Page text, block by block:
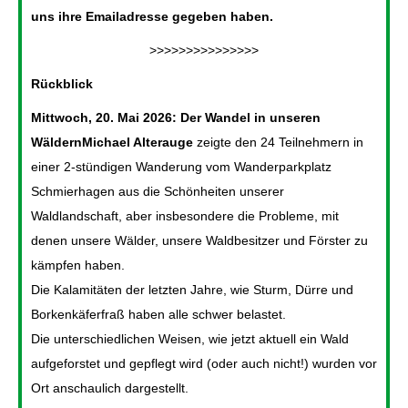
uns ihre Emailadresse gegeben haben.
>>>>>>>>>>>>>>>
Rückblick
Mittwoch, 20. Mai 2026: Der Wandel in unseren
WäldernMichael Alterauge zeigte den 24 Teilnehmern in
einer 2-stündigen Wanderung vom Wanderparkplatz
Schmierhagen aus die Schönheiten unserer
Waldlandschaft, aber insbesondere die Probleme, mit
denen unsere Wälder, unsere Waldbesitzer und Förster zu
kämpfen haben.
Die Kalamitäten der letzten Jahre, wie Sturm, Dürre und
Borkenkäferfraß haben alle schwer belastet.
Die unterschiedlichen Weisen, wie jetzt aktuell ein Wald
aufgeforstet und gepflegt wird (oder auch nicht!) wurden vor
Ort anschaulich dargestellt.